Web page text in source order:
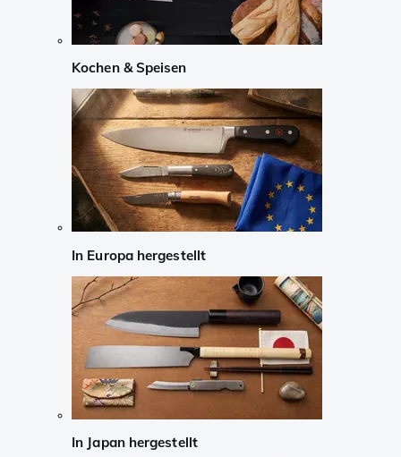
Kochen & Speisen
In Europa hergestellt
In Japan hergestellt